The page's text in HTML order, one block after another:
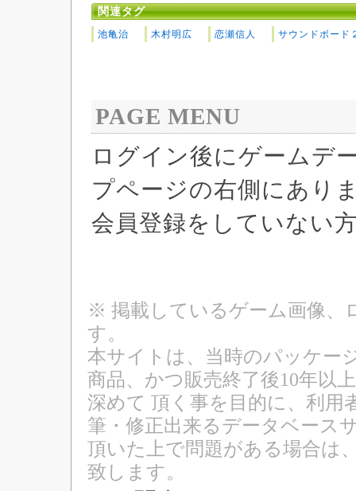
関連タグ
池亀治 木村明広 恋瀬信人 サウンドボード
PAGE MENU
ログイン後にゲームデ
プページの右側にあり
会員登録をしていない
※ 掲載しているゲーム画像、
す。
本サイトは、当時のパッケー
商品、かつ販売終了後10年以
深めて 頂く事を目的に、利用
筆・修正出来るデータベース
頂いた上で問題がある場合は
致します。